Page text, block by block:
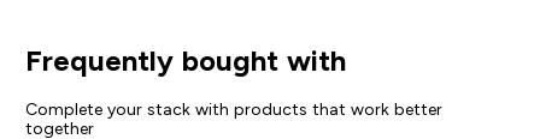
Frequently bought with
Complete your stack with products that work better
together